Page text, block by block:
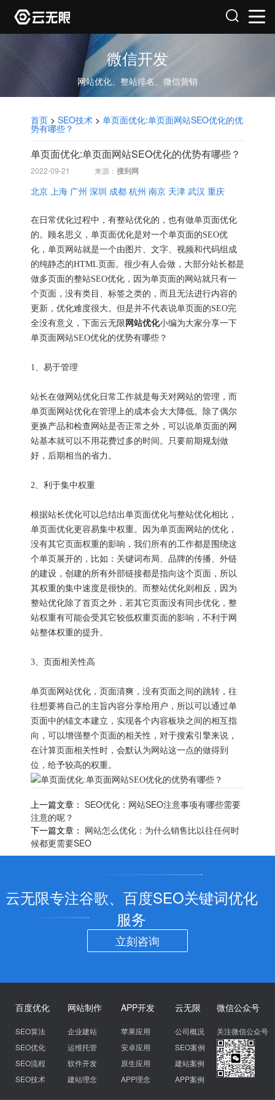
微信开发
网站优化、整站排名、微信营销
首页 > SEO技术 > 单页面优化:单页面网站SEO优化的优
势有哪些？
单页面优化:单页面网站SEO优化的优势有哪些？
2022-09-21 来源： 搜到网
北京 上海 广州 深圳 成都 杭州 南京 天津 武汉 重庆
在日常优化过程中，有整站优化的，也有做单页面优化
的。顾名思义，单页面优化是对一个单页面的SEO优
化，单页网站就是一个由图片、文字、视频和代码组成
的纯静态的HTML页面。很少有人会做，大部分站长都是
做多页面的整站SEO优化，因为单页面的网站就只有一
个页面，没有类目、标签之类的，而且无法进行内容的
更新，优化难度很大。但是并不代表说单页面的SEO完
全没有意义，下面云无限 网站优化小编为大家分享一下
单页面网站SEO优化的优势有哪些？
1、易于管理
站长在做网站优化日常工作就是每天对网站的管理，而
单页面网站优化在管理上的成本会大大降低。除了偶尔
更换产品和检查网站是否正常之外，可以说单页面的网
站基本就可以不用花费过多的时间。只要前期规划做
好，后期相当的省力。
2、利于集中权重
根据站长优化可以总结出单页面优化与整站优化相比，
单页面优化更容易集中权重。因为单页面网站的优化，
没有其它页面权重的影响，我们所有的工作都是围绕这
个单页展开的，比如：关键词布局、品牌的传播、外链
的建设，创建的所有外部链接都是指向这个页面，所以
其权重的集中速度是很快的。而整站优化则相反，因为
整站优化除了首页之外，若其它页面没有同步优化，整
站权重有可能会受其它较低权重页面的影响，不利于网
站整体权重的提升。
3、页面相关性高
单页面网站优化，页面清爽，没有页面之间的跳转，往
往想要将自己的主旨内容分享给用户，所以可以通过单
页面中的锚文本建立，实现各个内容板块之间的相互指
向，可以增强整个页面的相关性，对于搜索引擎来说，
在计算页面相关性时，会默认为网站这一点的做得到
位，给予较高的权重。
上一篇文章： SEO优化：网站SEO注意事项有哪些需要
注意的呢？
下一篇文章： 网站怎么优化：为什么销售比以往任何时
候都更需要SEO
云无限专注谷歌、百度SEO关键词优化
服务
立刻咨询
百度优化
SEO算法
SEO优化
SEO流程
SEO技术
网站制作
企业建站
运维托管
软件开发
建站理念
APP开发
苹果应用
安卓应用
原生应用
APP理念
云无限
公司概况
SEO案例
建站案例
APP案例
微信公众号
关注微信公众号